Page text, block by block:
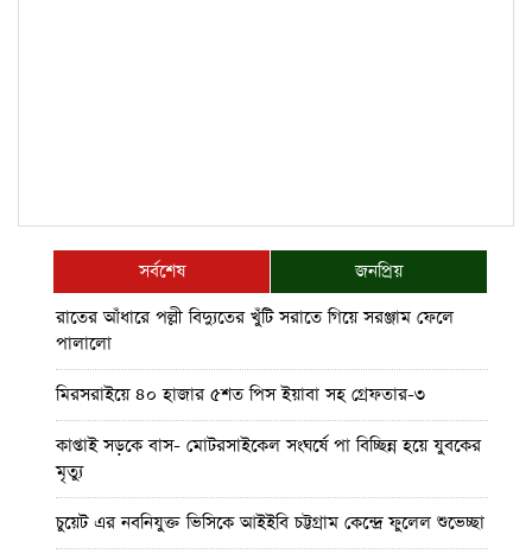
সর্বশেষ
জনপ্রিয়
রাতের আঁধারে পল্লী বিদ্যুতের খুঁটি সরাতে গিয়ে সরঞ্জাম ফেলে
পালালো
মিরসরাইয়ে ৪০ হাজার ৫শত পিস ইয়াবা সহ গ্রেফতার-৩
কাপ্তাই সড়কে বাস- মোটরসাইকেল সংঘর্ষে পা বিচ্ছিন্ন হয়ে যুবকের
মৃত্যু
চুয়েট এর নবনিযুক্ত ভিসিকে আইইবি চট্টগ্রাম কেন্দ্রে ফুলেল শুভেচ্ছা